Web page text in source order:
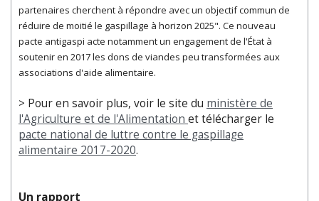
partenaires cherchent à répondre avec un objectif commun de
réduire de moitié le gaspillage à horizon 2025". Ce nouveau
pacte antigaspi acte notamment un engagement de l'État à
soutenir en 2017 les dons de viandes peu transformées aux
associations d'aide alimentaire.
> Pour en savoir plus, voir le site du ministère de
l'Agriculture et de l'Alimentation et télécharger le
pacte national de luttre contre le gaspillage
alimentaire 2017-2020.
Un rapport